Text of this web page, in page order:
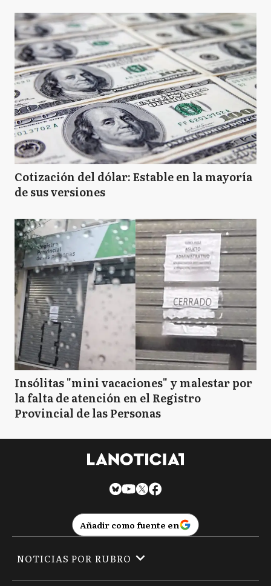
Cotización del dólar: Estable en la mayoría
de sus versiones
Insólitas "mini vacaciones" y malestar por
la falta de atención en el Registro
Provincial de las Personas
Añadir como fuente en
NOTICIAS POR RUBRO